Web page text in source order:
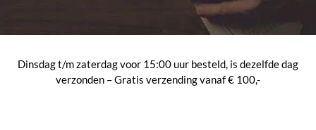
Dinsdag t/m zaterdag voor 15:00 uur besteld, is dezelfde dag
verzonden – Gratis verzending vanaf € 100,-